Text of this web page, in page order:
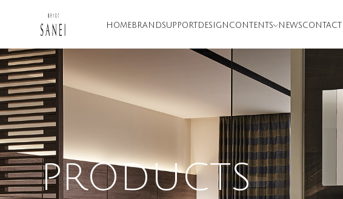
HOME BRANDSUPPORT DESIGN CONTENTS NEWSCONTACT
PRODUCTS